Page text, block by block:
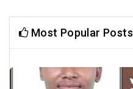
Most Popular Posts